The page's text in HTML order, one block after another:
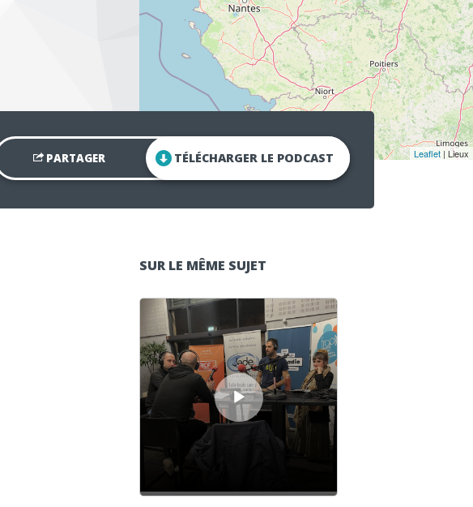
Leaflet | Lieux
PARTAGER TÉLÉCHARGER LE PODCAST
SUR LE MÊME SUJET
Lecteur audio